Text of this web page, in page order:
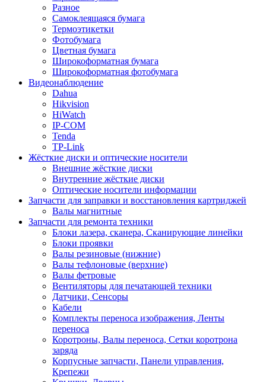
Разное
Самоклеящаяся бумага
Термоэтикетки
Фотобумага
Цветная бумага
Широкоформатная бумага
Широкоформатная фотобумага
Видеонаблюдение
Dahua
Hikvision
HiWatch
IP-COM
Tenda
TP-Link
Жёсткие диски и оптические носители
Внешние жёсткие диски
Внутренние жёсткие диски
Оптические носители информации
Запчасти для заправки и восстановления картриджей
Валы магнитные
Запчасти для ремонта техники
Блоки лазера, сканера, Сканирующие линейки
Блоки проявки
Валы резиновые (нижние)
Валы тефлоновые (верхние)
Валы фетровые
Вентиляторы для печатающей техники
Датчики, Сенсоры
Кабели
Комплекты переноса изображения, Ленты
переноса
Коротроны, Валы переноса, Сетки коротрона
заряда
Корпусные запчасти, Панели управления,
Крепежи